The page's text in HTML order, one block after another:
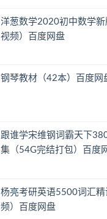
洋葱数学2020初中数学
视频）百度网盘
钢琴教材（42本）百度网
跟谁学宋维钢词霸天下
集（54G完结打包）百度
杨亮考研英语5500词汇
频）百度网盘